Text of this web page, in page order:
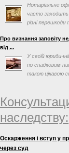
Нотаріальне
часто
різні
Про визнання заповіту
від ...
У своїй
по спадковим
такою цікавою
наследству:
Оскарження і вступ у
через суд